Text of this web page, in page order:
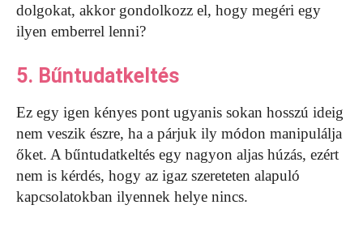
dolgokat, akkor gondolkozz el, hogy megéri egy
ilyen emberrel lenni?
5. Bűntudatkeltés
Ez egy igen kényes pont ugyanis sokan hosszú ideig
nem veszik észre, ha a párjuk ily módon manipulálja
őket. A bűntudatkeltés egy nagyon aljas húzás, ezért
nem is kérdés, hogy az igaz szereteten alapuló
kapcsolatokban ilyennek helye nincs.